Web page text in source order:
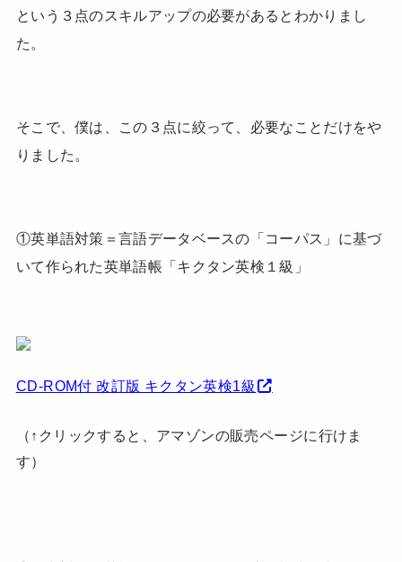
という３点のスキルアップの必要があるとわかりまし
た。
そこで、僕は、この３点に絞って、必要なことだけをや
りました。
①英単語対策＝言語データベースの「コーパス」に基づ
いて作られた英単語帳「キクタン英検１級」
CD-ROM付 改訂版 キクタン英検1級
（↑クリックすると、アマゾンの販売ページに行けま
す）